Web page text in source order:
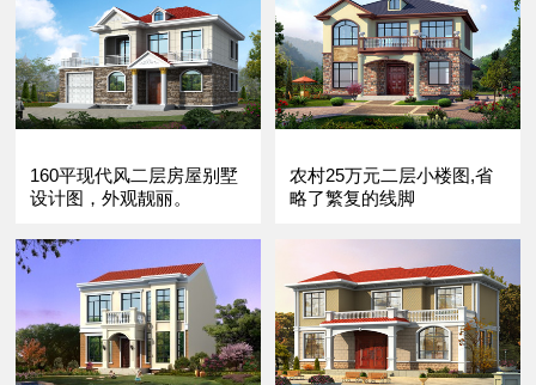
160平现代风二层房屋别墅
设计图，外观靓丽。
农村25万元二层小楼图,省
略了繁复的线脚